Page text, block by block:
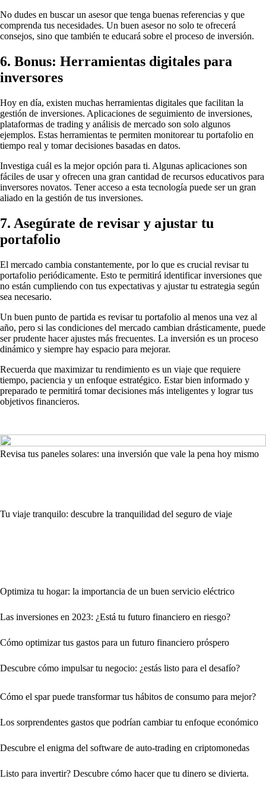
No dudes en buscar un asesor que tenga buenas referencias y que
comprenda tus necesidades. Un buen asesor no solo te ofrecerá
consejos, sino que también te educará sobre el proceso de inversión.
6. Bonus: Herramientas digitales para
inversores
Hoy en día, existen muchas herramientas digitales que facilitan la
gestión de inversiones. Aplicaciones de seguimiento de inversiones,
plataformas de trading y análisis de mercado son solo algunos
ejemplos. Estas herramientas te permiten monitorear tu portafolio en
tiempo real y tomar decisiones basadas en datos.
Investiga cuál es la mejor opción para ti. Algunas aplicaciones son
fáciles de usar y ofrecen una gran cantidad de recursos educativos para
inversores novatos. Tener acceso a esta tecnología puede ser un gran
aliado en la gestión de tus inversiones.
7. Asegúrate de revisar y ajustar tu
portafolio
El mercado cambia constantemente, por lo que es crucial revisar tu
portafolio periódicamente. Esto te permitirá identificar inversiones que
no están cumpliendo con tus expectativas y ajustar tu estrategia según
sea necesario.
Un buen punto de partida es revisar tu portafolio al menos una vez al
año, pero si las condiciones del mercado cambian drásticamente, puede
ser prudente hacer ajustes más frecuentes. La inversión es un proceso
dinámico y siempre hay espacio para mejorar.
Recuerda que maximizar tu rendimiento es un viaje que requiere
tiempo, paciencia y un enfoque estratégico. Estar bien informado y
preparado te permitirá tomar decisiones más inteligentes y lograr tus
objetivos financieros.
Revisa tus paneles solares: una inversión que vale la pena hoy mismo
Tu viaje tranquilo: descubre la tranquilidad del seguro de viaje
Optimiza tu hogar: la importancia de un buen servicio eléctrico
Las inversiones en 2023: ¿Está tu futuro financiero en riesgo?
Cómo optimizar tus gastos para un futuro financiero próspero
Descubre cómo impulsar tu negocio: ¿estás listo para el desafío?
Cómo el spar puede transformar tus hábitos de consumo para mejor?
Los sorprendentes gastos que podrían cambiar tu enfoque económico
Descubre el enigma del software de auto-trading en criptomonedas
Listo para invertir? Descubre cómo hacer que tu dinero se divierta.